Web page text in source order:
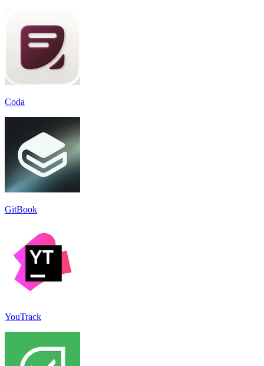
Coda
GitBook
YouTrack